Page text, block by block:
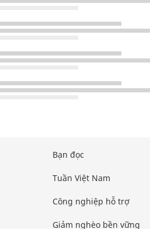
Bạn đọc
Tuần Việt Nam
Công nghiệp hỗ trợ
Giảm nghèo bền vững